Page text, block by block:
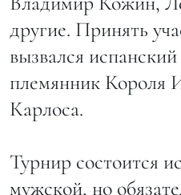
другие. Принять
вызвался
племянник Короля
Карлоса.
Турнир состоится
мужской, но